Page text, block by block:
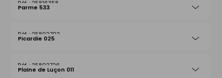
25816358
Parme 533
25802702
Picardie 025
25802726
Plaine de Luçon 011